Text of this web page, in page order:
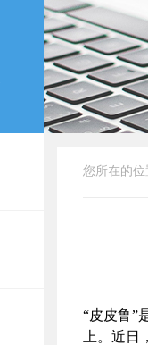
您所在的位
“皮皮鲁”
上。近